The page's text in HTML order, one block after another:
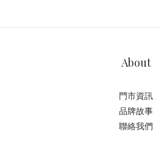
About
門市資訊
品牌故事
聯絡我們